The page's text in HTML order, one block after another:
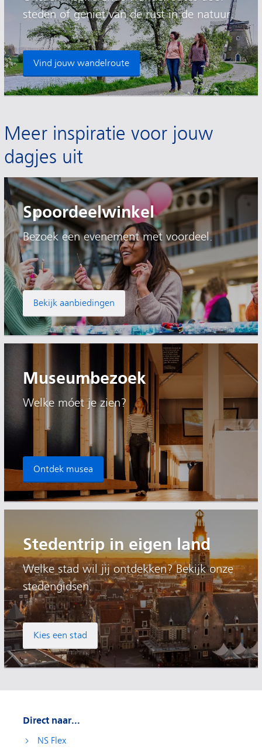
steden of geniet van de rust in de natuur.
Vind jouw wandelroute
Meer inspiratie voor jouw
dagjes uit
Spoordeelwinkel
Bezoek een evenement met voordeel.
Bekijk aanbiedingen
Museumbezoek
Welke móet je zien?
Ontdek musea
Stedentrip in eigen land
Welke stad wil jij ontdekken? Bekijk onze
stedengidsen.
Kies een stad
Direct naar...
NS Flex